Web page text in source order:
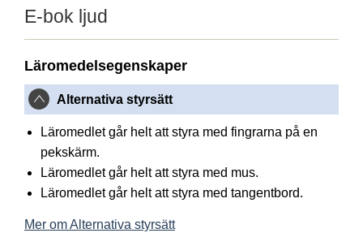
E-bok ljud
Läromedelsegenskaper
Alternativa styrsätt
Läromedlet går helt att styra med fingrarna på en
pekskärm.
Läromedlet går helt att styra med mus.
Läromedlet går helt att styra med tangentbord.
Mer om Alternativa styrsätt